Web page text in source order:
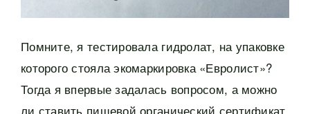
Помните, я тестировала гидролат, на упаковке
которого стояла экомаркировка «Евролист»?
Тогда я впервые задалась вопросом, а можно
ли ставить пищевой органический сертификат